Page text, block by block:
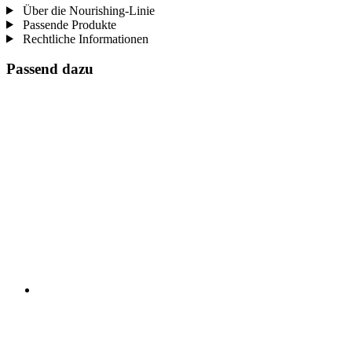
Über die Nourishing-Linie
Passende Produkte
Rechtliche Informationen
Passend dazu